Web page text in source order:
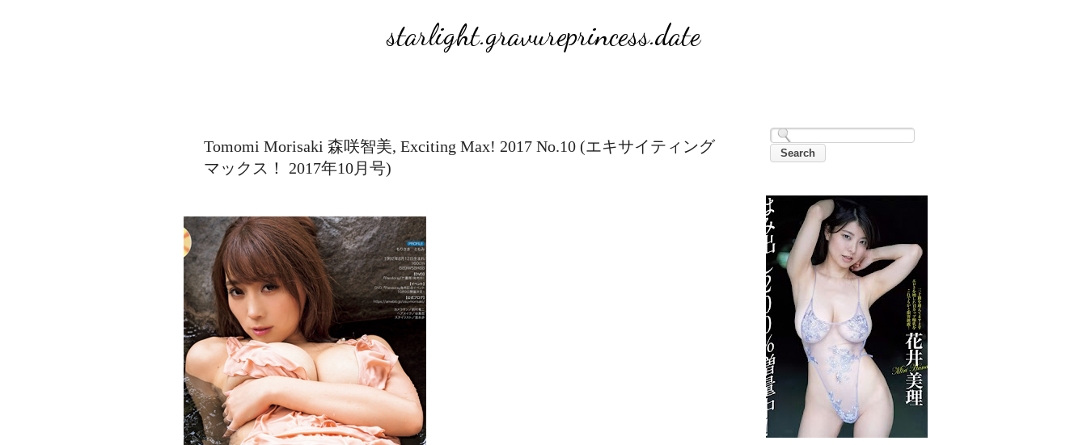
starlight.gravureprincess.date
Tomomi Morisaki 森咲智美, Exciting Max! 2017 No.10 (エキサイティング
マックス！ 2017年10月号)